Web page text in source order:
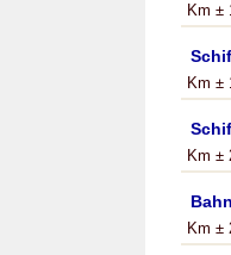
Km ±
Km ±
Km ±
Km ±